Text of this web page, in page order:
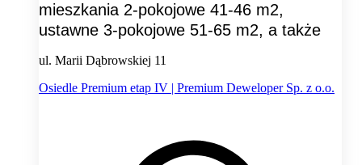
mieszkania 2-pokojowe 41-46 m2,
ustawne 3-pokojowe 51-65 m2, a także
ul. Marii Dąbrowskiej 11
Osiedle Premium etap IV | Premium Deweloper Sp. z o.o.